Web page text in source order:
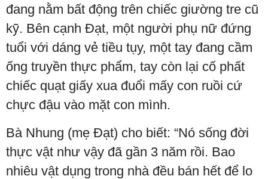
đang nằm bất động trên chiếc giường tre cũ
kỹ. Bên cạnh Đạt, một người phụ nữ đứng
tuổi với dáng vẻ tiều tụy, một tay đang cầm
ống truyền thực phẩm, tay còn lại cố phất
chiếc quạt giấy xua đuổi mấy con ruồi cứ
chực đậu vào mặt con mình.
Bà Nhung (mẹ Đạt) cho biết: “Nó sống đời
thực vật như vậy đã gần 3 năm rồi. Bao
nhiêu vật dụng trong nhà đều bán hết để lo